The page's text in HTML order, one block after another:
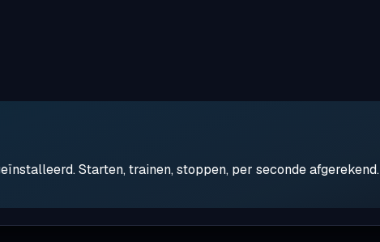
Starten, trainen, stoppen, per seconde afgerekend.